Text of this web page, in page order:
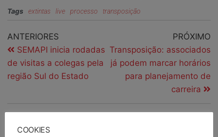
Tags extintas live processo transposição
ANTERIORES
SEMAPI inicia rodadas
de visitas a colegas pela
região Sul do Estado
PRÓXIMO
Transposição: associados
já podem marcar horários
para planejamento de
carreira
COOKIES